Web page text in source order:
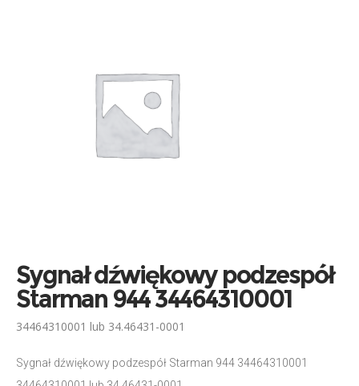
Sygnał dźwiękowy podzespół
Starman 944 34464310001
34464310001 lub 34.46431-0001
Sygnał dźwiękowy podzespół Starman 944 34464310001